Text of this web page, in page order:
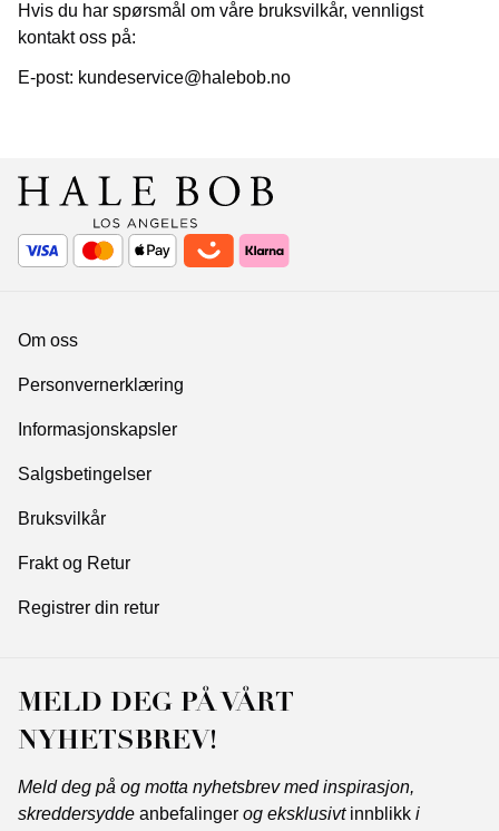
Hvis du har spørsmål om våre bruksvilkår, vennligst
kontakt oss på:
E-post: kundeservice@halebob.no
Om oss
Personvernerklæring
Informasjonskapsler
Salgsbetingelser
Bruksvilkår
Frakt og Retur
Registrer din retur
MELD DEG PÅ VÅRT
NYHETSBREV!
Meld deg på og motta nyhetsbrev med inspirasjon,
skreddersydde anbefalinger og eksklusivt innblikk i